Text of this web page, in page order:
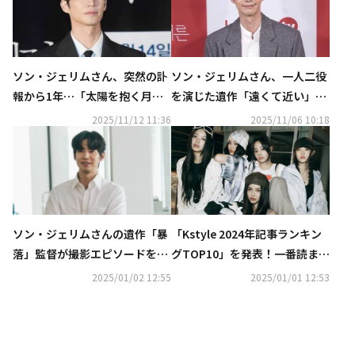
ソン・ジェリムさん、突然の訃
報から1年…「太陽を抱く月」
など人気作に出演2025/11/12 11:36
ソン・ジェリムさん、一人二役
を演じた遺作「遠くて近い」韓
国で12月3日に公開決定2025/11/06 10:18
ソン・ジェリムさんの遺作「暴
落」監督が撮影エピソードを公
開“プロらしい姿を見せてくれ
2025/01/02 12:55
「Kstyle 2024年記事ランキン
グTOP10」を発表！一番読まれ
2025/01/01 12:53